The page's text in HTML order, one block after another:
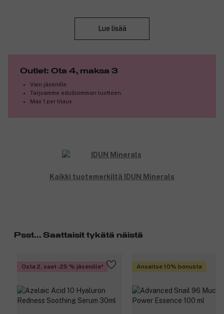
3220864
Lue lisää
Outlet: Ota 4, maksa 3
Vain jäsenille
Tarjoamme edullisimman tuotteen.
Max 1 per tilaus.
Kaikki tuotemerkiltä IDUN Minerals
Psst... Saattaisit tykätä näistä
Osta 2, saat -25 % jäsenille Ansaitse 10% bonusta